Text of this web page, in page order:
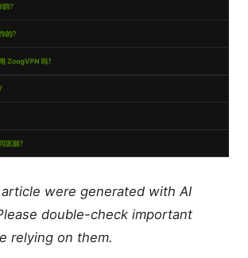
were generated with AI
double-check important
relying on them.